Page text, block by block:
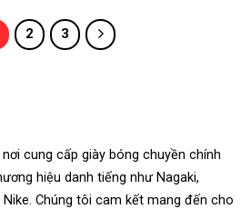
2 3
cung cấp giày bóng chuyền chính
hiệu danh tiếng như Nagaki,
Nike. Chúng tôi cam kết mang đến cho